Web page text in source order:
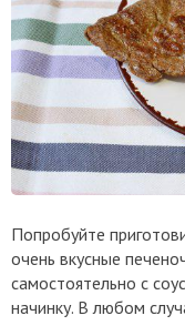
Попробуйте
очень вкусные
самостоятельно с
начинку. В любом